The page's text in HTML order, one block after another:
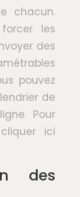
chacun.
les
des
pouvez
de
Pour
ici
des